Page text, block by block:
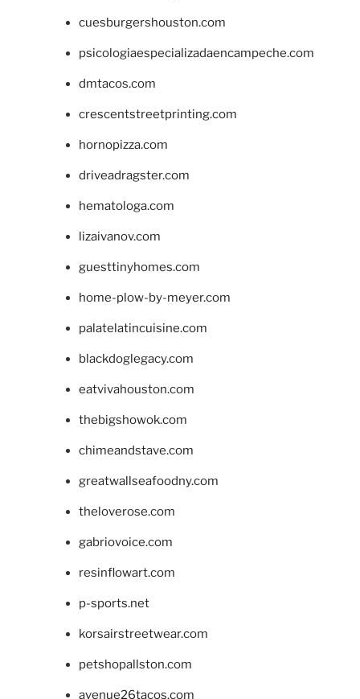
cuesburgershouston.com
psicologiaespecializadaencampeche.com
dmtacos.com
crescentstreetprinting.com
hornopizza.com
driveadragster.com
hematologa.com
lizaivanov.com
guesttinyhomes.com
home-plow-by-meyer.com
palatelatincuisine.com
blackdoglegacy.com
eatvivahouston.com
thebigshowok.com
chimeandstave.com
greatwallseafoodny.com
theloverose.com
gabriovoice.com
resinflowart.com
p-sports.net
korsairstreetwear.com
petshopallston.com
avenue26tacos.com